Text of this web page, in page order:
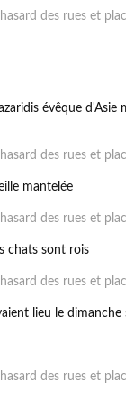
évêque
mantelée
chats sont rois
lieu le dimanche